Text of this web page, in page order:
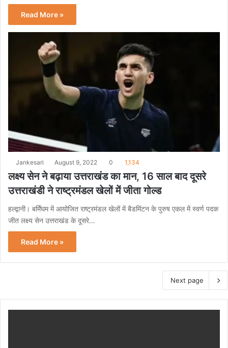
Read More »
Jankesari August 9, 2022 0 1,134
लक्ष्य सेन ने बढ़ाया उत्तराखंड का मान, 16 साल बाद दूसरे
उत्तराखंडी ने राष्ट्रमंडल खेलों में जीता गोल्ड
हल्द्वानी। बर्मिंघम में आयोजित राष्ट्रमंडल खेलों में बैडमिंटन के पुरुष एकल में स्वर्ण पदक
जीत लक्ष्य सेन उत्तराखंड के दूसरे…
Read More »
Next page